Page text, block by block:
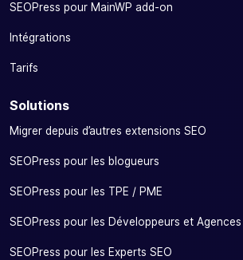
SEOPress pour MainWP add-on
Intégrations
Tarifs
Solutions
Migrer depuis d’autres extensions SEO
SEOPress pour les blogueurs
SEOPress pour les TPE / PME
SEOPress pour les Développeurs et Agences
SEOPress pour les Experts SEO